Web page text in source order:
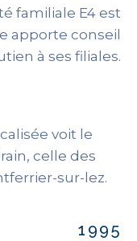
familiale E4 est
apporte conseil
à ses filiales.
voit le
celle des
sur-lez.
1995